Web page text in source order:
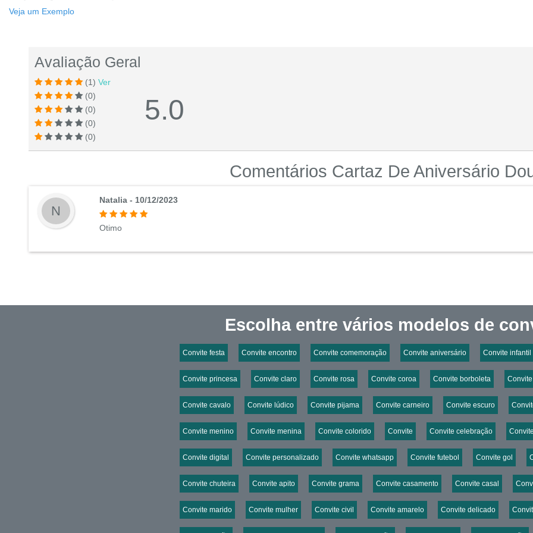
Veja um Exemplo
Avaliação Geral
(1) Ver
(0)
(0)
(0)
(0)
5.0
Comentários Cartaz De Aniversário
N
Natalia - 10/12/2023
Otimo
Escolha entre vários modelos de
Convite festa Convite encontro Convite comemoração Convite aniversário Convite infantil
Convite princesa Convite claro Convite rosa Convite coroa Convite borboleta
Convite cavalo Convite lúdico Convite pijama Convite carneiro Convite escuro
Convite menino Convite menina Convite colorido Convite Convite celebração
Convite digital Convite personalizado Convite whatsapp Convite futebol Convite gol
Convite chuteira Convite apito Convite grama Convite casamento Convite casal
Convite marido Convite mulher Convite civil Convite amarelo Convite delicado